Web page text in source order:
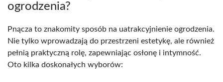
ogrodzenia?
Pnącza to znakomity sposób na uatrakcyjnienie ogrodzenia.
Nie tylko wprowadzają do przestrzeni estetykę, ale również
pełnią praktyczną rolę, zapewniając osłonę i intymność.
Oto kilka doskonałych wyborów: